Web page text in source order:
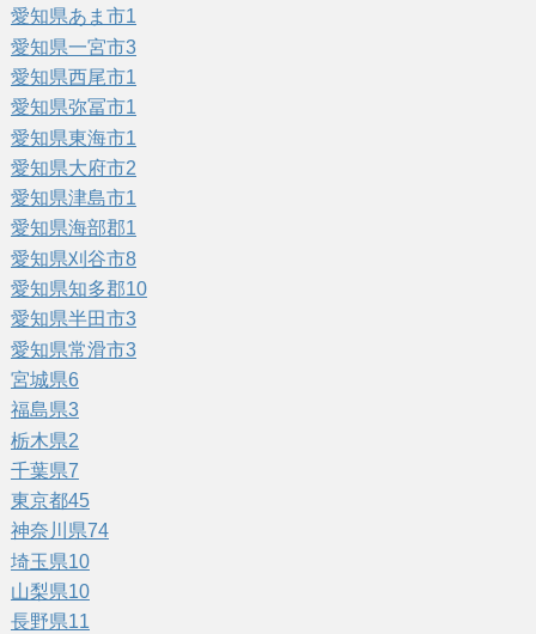
愛知県あま市1
愛知県一宮市3
愛知県西尾市1
愛知県弥冨市1
愛知県東海市1
愛知県大府市2
愛知県津島市1
愛知県海部郡1
愛知県刈谷市8
愛知県知多郡10
愛知県半田市3
愛知県常滑市3
宮城県6
福島県3
栃木県2
千葉県7
東京都45
神奈川県74
埼玉県10
山梨県10
長野県11